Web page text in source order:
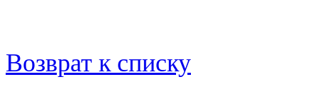
Возврат к списку